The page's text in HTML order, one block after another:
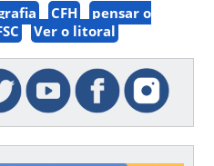
CFH
pensar o
Ver o litoral